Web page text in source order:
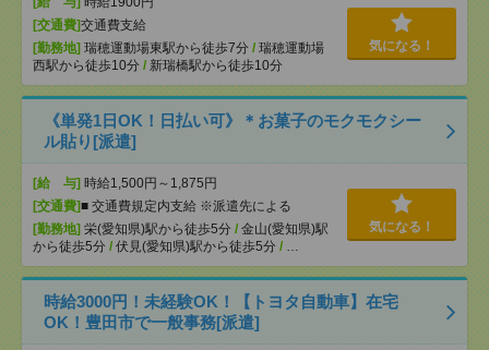
[交通費]交通費支給
[勤務地] 瑞穂運動場東駅から徒歩7分 / 瑞穂運動場
西駅から徒歩10分 / 新瑞橋駅から徒歩10分
気になる！
《単発1日OK！日払い可》＊お菓子のモクモクシー
ル貼り[派遣]
[給 与] 時給1,500円～1,875円
[交通費]■ 交通費規定内支給 ※派遣先による
[勤務地] 栄(愛知県)駅から徒歩5分 / 金山(愛知県)駅
から徒歩5分 / 伏見(愛知県)駅から徒歩5分 / …
気になる！
時給3000円！未経験OK！【トヨタ自動車】在宅
OK！豊田市で一般事務[派遣]